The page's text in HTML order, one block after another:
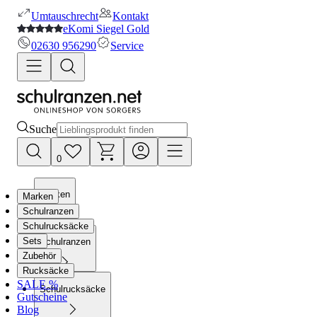
Umtauschrecht
Kontakt
eKomi Siegel Gold
02630 956290
Service
Suche
0
Marken
Schulranzen
Schulrucksäcke
Marken
Schulranzen
Schulrucksäcke
Sets
Zubehör
Rucksäcke
SALE %
Gutscheine
Blog